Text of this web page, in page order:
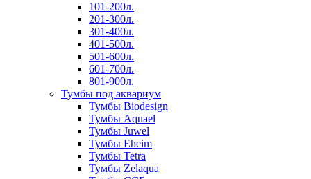
101-200л.
201-300л.
301-400л.
401-500л.
501-600л.
601-700л.
801-900л.
Тумбы под аквариум
Тумбы Biodesign
Тумбы Aquael
Тумбы Juwel
Тумбы Eheim
Тумбы Tetra
Тумбы Zelaqua